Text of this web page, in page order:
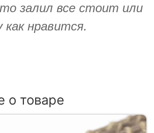
залил все стоит или
нравится.
о товаре